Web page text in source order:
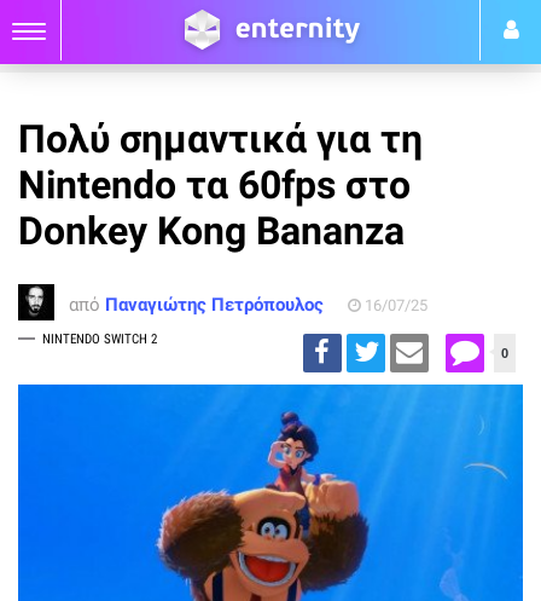
Πολύ σημαντικά για τη
Nintendo τα 60fps στο
Donkey Kong Bananza
από Παναγιώτης Πετρόπουλος 16/07/25
NINTENDO SWITCH 2
0